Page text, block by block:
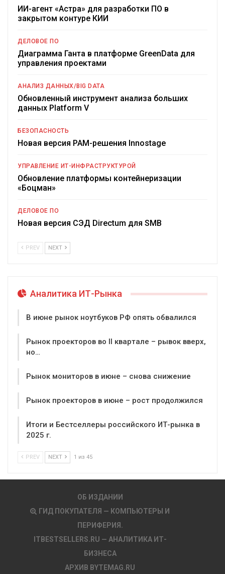
ИИ-агент «Астра» для разработки ПО в
закрытом контуре КИИ
ДЕЛОВОЕ ПО
Диаграмма Ганта в платформе GreenData для
управления проектами
АНАЛИЗ ДАННЫХ/BIG DATA
Обновленный инструмент анализа больших
данных Platform V
БЕЗОПАСНОСТЬ
Новая версия PAM-решения Innostage
УПРАВЛЕНИЕ ИТ-ИНФРАСТРУКТУРОЙ
Обновление платформы контейнеризации
«Боцман»
ДЕЛОВОЕ ПО
Новая версия СЭД Directum для SMB
PREV NEXT
Аналитика ИТ-Рынка
В июне рынок ноутбуков РФ опять обвалился
Рынок проекторов во II квартале – рывок вверх,
но…
Рынок мониторов в июне – снова снижение
Рынок проекторов в июне – рост продолжился
Итоги и Бестселлеры российского ИТ-рынка в
2025 г.
PREV NEXT 1 из 45
ОБ ИЗДАНИИ
ГИД ПОКУПАТЕЛЯ — КОМПЬЮТЕРЫ И
ПЕРИФЕРИЯ.
ITBESTSELLERS.RU — АНАЛИТИКА ИТ-
БИЗНЕСА
АРХИВ BYTEMAG.RU